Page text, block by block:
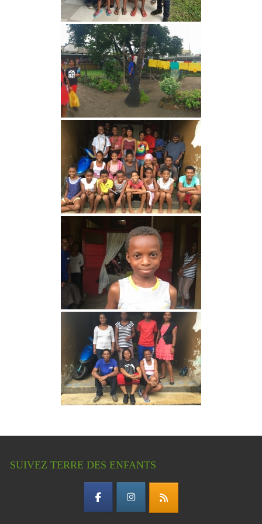
SUIVEZ TERRE DES ENFANTS